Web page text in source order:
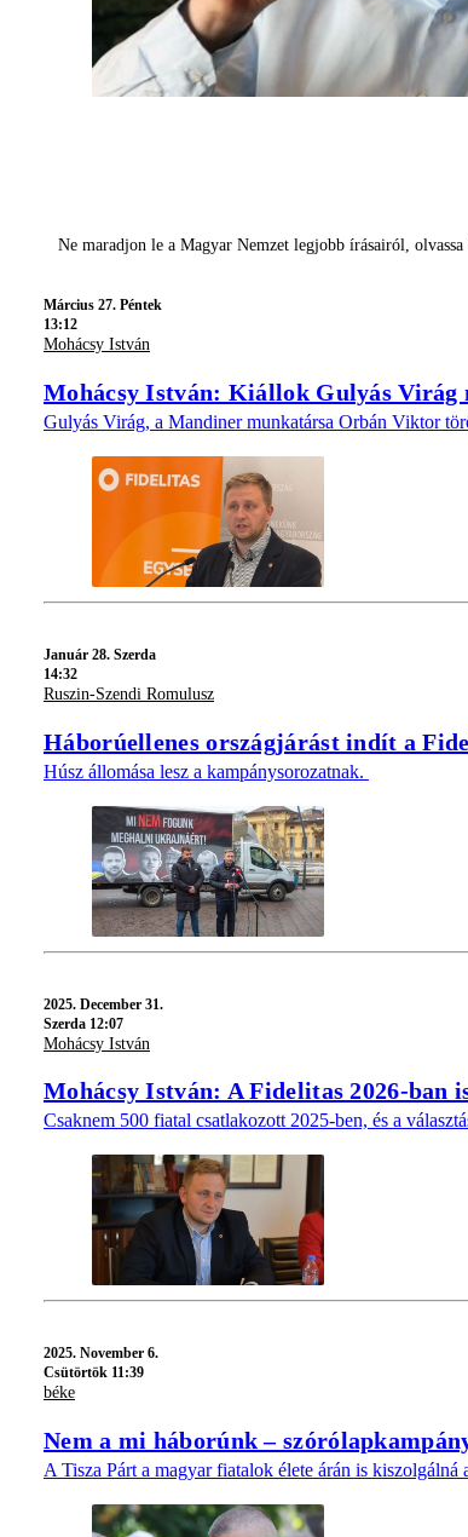
Ne maradjon le a Magyar Nemzet legjobb írásairól, olvassa
Március 27. Péntek
13:12
Mohácsy István
Mohácsy István: Kiállok Gulyás Virág
Gulyás Virág, a Mandiner munkatársa Orbán Viktor
Január 28. Szerda
14:32
Ruszin-Szendi Romulusz
Háborúellenes országjárást indít a
Húsz állomása lesz a kampánysorozatnak.
2025. December 31.
Szerda 12:07
Mohácsy István
Mohácsy István: A Fidelitas 2026-ban
Csaknem 500 fiatal csatlakozott 2025-ben, és a
2025. November 6.
Csütörtök 11:39
béke
Nem a mi háborúnk –
A Tisza Párt a magyar fiatalok élete árán is kiszolgálná